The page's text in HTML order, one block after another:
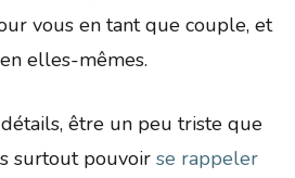
vous en tant que couple, et
elles-mêmes.
être un peu triste que
surtout pouvoir se rappeler